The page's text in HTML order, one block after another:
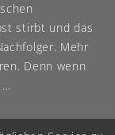
stirbt und das
Mehr
Denn wenn
…